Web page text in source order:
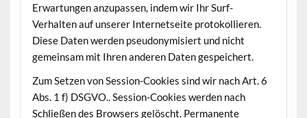
Erwartungen anzupassen, indem wir Ihr Surf-
Verhalten auf unserer Internetseite protokollieren.
Diese Daten werden pseudonymisiert und nicht
gemeinsam mit Ihren anderen Daten gespeichert.
Zum Setzen von Session-Cookies sind wir nach Art. 6
Abs. 1 f) DSGVO.. Session-Cookies werden nach
Schließen des Browsers gelöscht. Permanente